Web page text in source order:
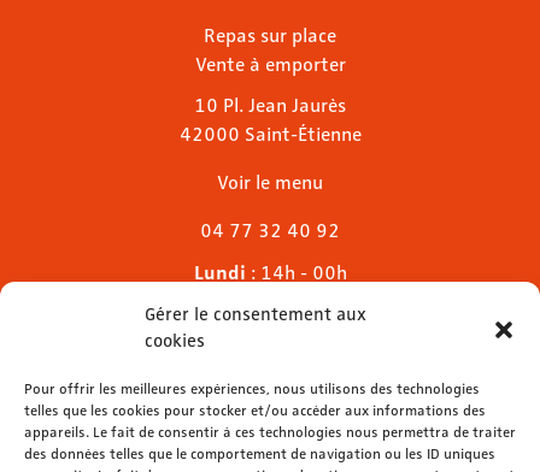
Gérer le consentement aux
cookies
Pour offrir les meilleures expériences, nous utilisons des technologies
telles que les cookies pour stocker et/ou accéder aux informations des
appareils. Le fait de consentir à ces technologies nous permettra de traiter
des données telles que le comportement de navigation ou les ID uniques
Repas sur place
Vente à emporter
10 Pl. Jean Jaurès
42000 Saint-Étienne
Voir le menu
04 77 32 40 92
Lundi : 14h - 00h
Mardi & mercredi
Jeudi
Dimanche: 11h - 00h